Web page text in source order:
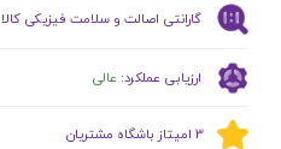
گارانتی اصالت و سلامت فیزیکی کالا
ارزیابی عملکرد: عالی
​​3 امیتاز باشگاه مشتریان